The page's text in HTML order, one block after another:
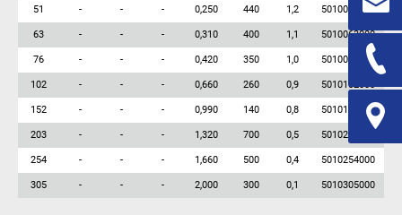
51 - - - 0,250 440 1,2 5010051000
63 - - - 0,310 400 1,1 5010063000
76 - - - 0,420 350 1,0 5010076000
102 - - - 0,660 260 0,9 5010102000
152 - - - 0,990 140 0,8 5010152000
203 - - - 1,320 700 0,5 5010203000
254 - - - 1,660 500 0,4 5010254000
305 - - - 2,000 300 0,1 5010305000